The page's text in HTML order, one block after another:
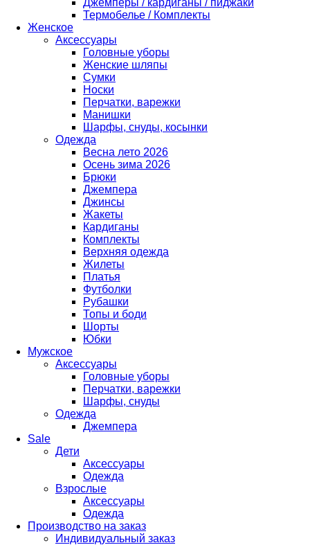
Джемперы / кардиганы / пиджаки
Термобелье / Комплекты
Женское
Аксессуары
Головные уборы
Женские шляпы
Сумки
Носки
Перчатки, варежки
Манишки
Шарфы, снуды, косынки
Одежда
Весна лето 2026
Осень зима 2026
Брюки
Джемпера
Джинсы
Жакеты
Кардиганы
Комплекты
Верхняя одежда
Жилеты
Платья
Футболки
Рубашки
Топы и боди
Шорты
Юбки
Мужское
Аксессуары
Головные уборы
Перчатки, варежки
Шарфы, снуды
Одежда
Джемпера
Sale
Дети
Аксессуары
Одежда
Взрослые
Аксессуары
Одежда
Производство на заказ
Индивидуальный заказ